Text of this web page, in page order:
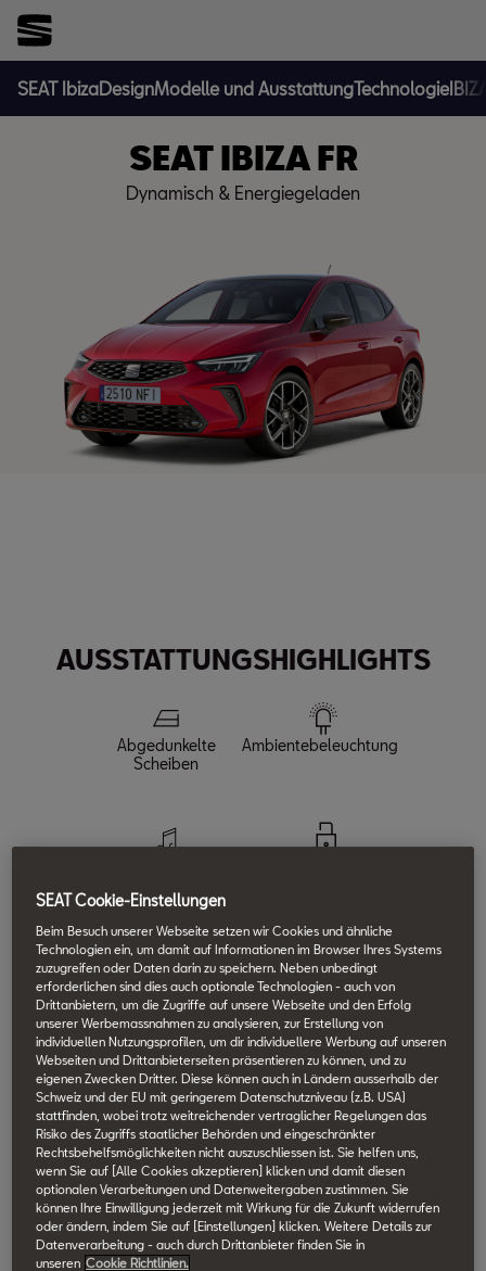
SEAT IbizaDesignModelle und AusstattungTechnologie
SEAT IBIZA FR
Dynamisch & Energiegeladen
AUSSTATTUNGSHIGHLIGHTS
Abgedunkelte
Scheiben
Ambientebeleuchtung
17-Zoll-
Leichtmetallfelgen
Parksensoren
vorne & hinten mit
Rückfahrkamera
NEW Front Design
LED-Scheinwerfer
Climatronic
Ledermultifunktionslenkrad
SEAT Cookie-Einstellungen
Beim Besuch unserer Webseite setzen wir Cookies und ähnliche
Technologien ein, um damit auf Informationen im Browser Ihres Systems
zuzugreifen oder Daten darin zu speichern. Neben unbedingt
erforderlichen sind dies auch optionale Technologien - auch von
Drittanbietern, um die Zugriffe auf unsere Webseite und den Erfolg
unserer Werbemassnahmen zu analysieren, zur Erstellung von
individuellen Nutzungsprofilen, um dir individuellere Werbung auf unseren
Webseiten und Drittanbieterseiten präsentieren zu können, und zu
eigenen Zwecken Dritter. Diese können auch in Ländern ausserhalb der
Schweiz und der EU mit geringerem Datenschutzniveau (z.B. USA)
stattfinden, wobei trotz weitreichender vertraglicher Regelungen das
Risiko des Zugriffs staatlicher Behörden und eingeschränkter
Rechtsbehelfsmöglichkeiten nicht auszuschliessen ist. Sie helfen uns,
wenn Sie auf [Alle Cookies akzeptieren] klicken und damit diesen
optionalen Verarbeitungen und Datenweitergaben zustimmen. Sie
können Ihre Einwilligung jederzeit mit Wirkung für die Zukunft widerrufen
oder ändern, indem Sie auf [Einstellungen] klicken. Weitere Details zur
Datenverarbeitung - auch durch Drittanbieter finden Sie in
unseren Cookie Richtlinien.